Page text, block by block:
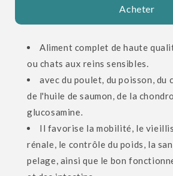
Acheter
Aliment complet de haute
ou chats aux reins sensibles.
avec du poulet, du poisson, du
de l'huile de saumon, de la
glucosamine.
Il favorise la mobilité, le
rénale, le contrôle du poids, la
pelage, ainsi que le bon